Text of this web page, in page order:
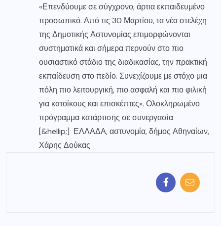
«Επενδύουμε σε σύγχρονο, άρτια εκπαιδευμένο
προσωπικό. Από τις 30 Μαρτίου, τα νέα στελέχη
της Δημοτικής Αστυνομίας επιμορφώνονται
συστηματικά και σήμερα περνούν στο πιο
ουσιαστικό στάδιο της διαδικασίας, την πρακτική
εκπαίδευση στο πεδίο. Συνεχίζουμε με στόχο μια
πόλη πιο λειτουργική, πιο ασφαλή και πιο φιλική
για κατοίκους και επισκέπτες». Ολοκληρωμένο
πρόγραμμα κατάρτισης σε συνεργασία
[&hellip;] ΕΛΛΑΔΑ, αστυνομία, δήμος Αθηναίων,
Χάρης Δούκας